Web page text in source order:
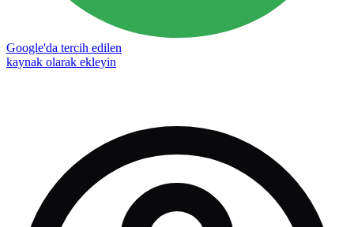
Google'da tercih edilen
kaynak olarak ekleyin